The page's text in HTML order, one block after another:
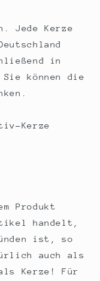
Jede Kerze
in
können die
Kerze
Produkt
handelt,
ist, so
auch als
Kerze! Für